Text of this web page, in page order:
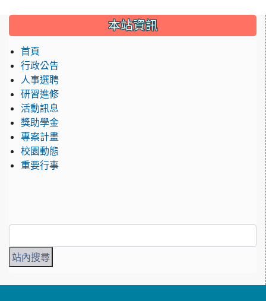
::: 本站資訊
首頁
行政公告
人事選聘
研習進修
活動訊息
獎助學金
專案計畫
校園動態
重要行事